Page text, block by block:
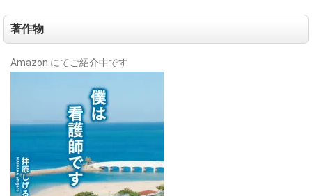
著作物
Amazon にてご紹介中です